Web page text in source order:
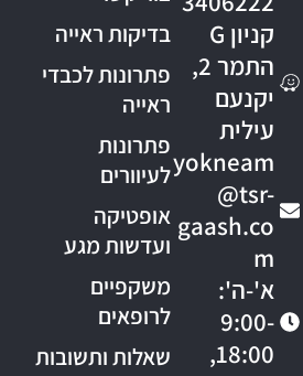
קניון G
התמר 2,
יקנעם
עילית
yokneam
@tsr-
gaash.co
m
א'-ה':
9:00-
18:00,
בדיקות ראייה
פתרונות לכבדי
ראייה
פתרונות
לעיוורים
אופטיקה
ועדשות מגע
משקפיים
לרופאים
שאלות ותשובות